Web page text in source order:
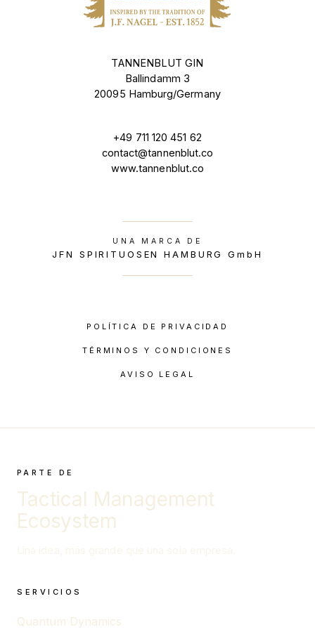
TANNENBLUT GIN
Ballindamm 3
20095 Hamburg/Germany
+49 711 120 451 62
contact@tannenblut.co
www.tannenblut.co
UNA MARCA DE
JFN SPIRITUOSEN HAMBURG GmbH
POLÍTICA DE PRIVACIDAD
TÉRMINOS Y CONDICIONES
AVISO LEGAL
PARTE DE
Tactical Management
Ecosystem
SERVICIOS
Quantum Dynamics